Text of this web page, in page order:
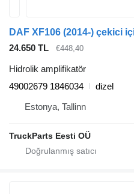
24.650 TL €448,40
Hidrolik amplifikatör
49002679 1846034
dizel
Estonya, Tallinn
TruckParts Eesti OÜ